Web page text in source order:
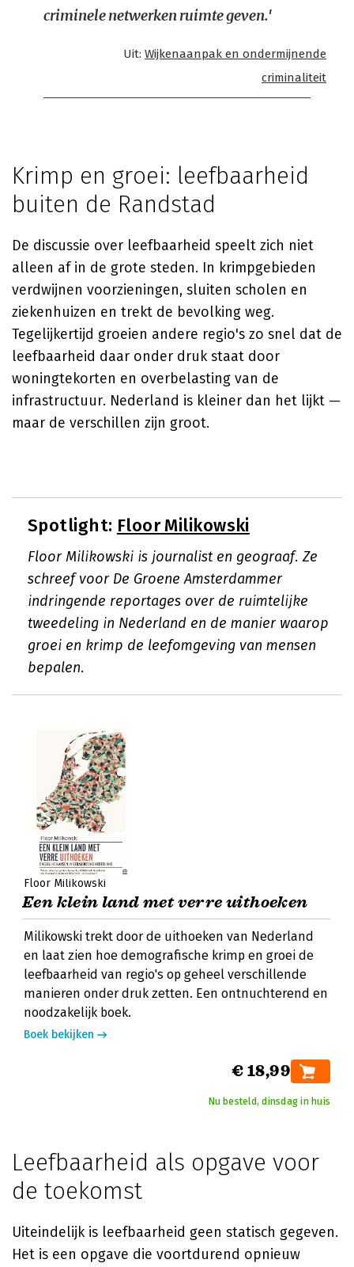
criminele netwerken ruimte geven.'
Uit: Wijkenaanpak en ondermijnende
criminaliteit
Krimp en groei: leefbaarheid
buiten de Randstad
De discussie over leefbaarheid speelt zich niet
alleen af in de grote steden. In krimpgebieden
verdwijnen voorzieningen, sluiten scholen en
ziekenhuizen en trekt de bevolking weg.
Tegelijkertijd groeien andere regio's zo snel dat de
leefbaarheid daar onder druk staat door
woningtekorten en overbelasting van de
infrastructuur. Nederland is kleiner dan het lijkt —
maar de verschillen zijn groot.
Spotlight: Floor Milikowski
Floor Milikowski is journalist en geograaf. Ze
schreef voor De Groene Amsterdammer
indringende reportages over de ruimtelijke
tweedeling in Nederland en de manier waarop
groei en krimp de leefomgeving van mensen
bepalen.
Floor Milikowski
Een klein land met verre uithoeken
Milikowski trekt door de uithoeken van Nederland
en laat zien hoe demografische krimp en groei de
leefbaarheid van regio's op geheel verschillende
manieren onder druk zetten. Een ontnuchterend en
noodzakelijk boek.
Boek bekijken
€ 18,99
Nu besteld, dinsdag in huis
Leefbaarheid als opgave voor
de toekomst
Uiteindelijk is leefbaarheid geen statisch gegeven.
Het is een opgave die voortdurend opnieuw